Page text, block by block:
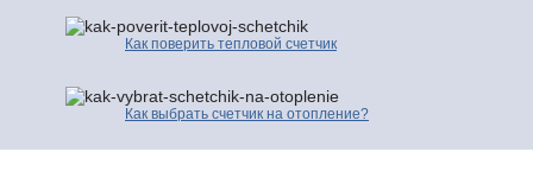
Как поверить тепловой счетчик
Как выбрать счетчик на отопление?